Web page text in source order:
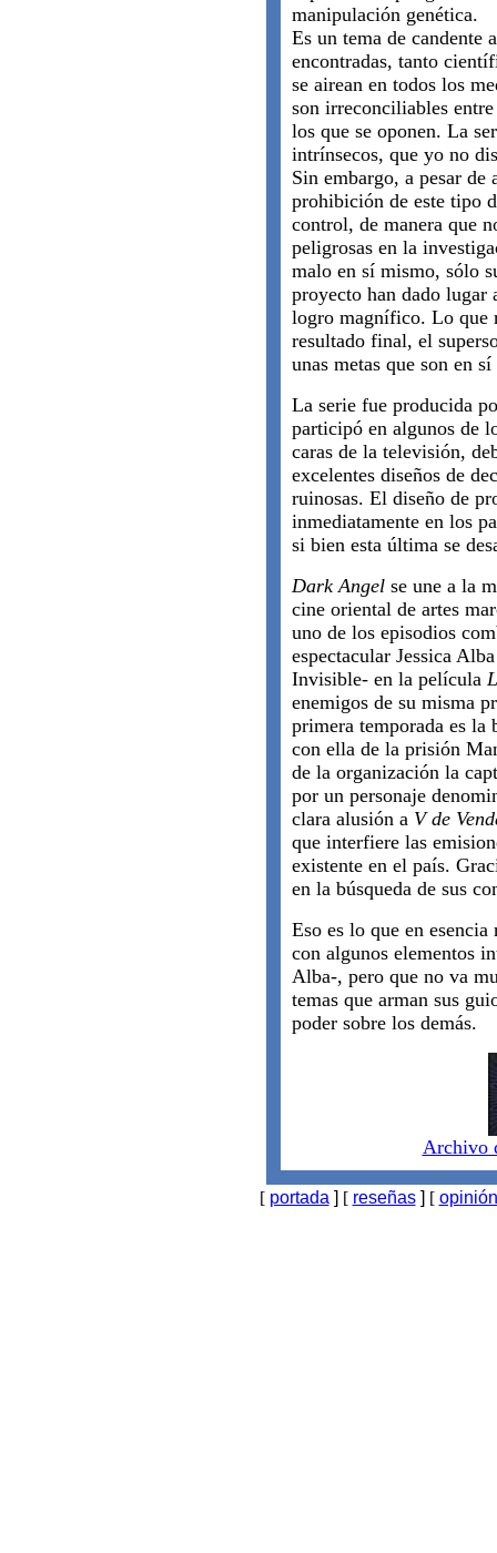
manipulación genética.
Es un tema de candente
encontradas, tanto
se airean en todos los
son irreconciliables
los que se oponen. La
intrínsecos, que yo no
Sin embargo, a pesar de
prohibición de este tipo
control, de manera que
peligrosas en la
malo en sí mismo, sólo
proyecto han dado lugar
logro magnífico. Lo que
resultado final, el
unas metas que son en
La serie fue producida
participó en algunos de
caras de la televisión,
excelentes diseños de
ruinosas. El diseño de
inmediatamente en los
si bien esta última se
Dark Angel se une a la
cine oriental de artes
uno de los episodios
espectacular Jessica
Invisible- en la película
enemigos de su misma
primera temporada es la
con ella de la prisión
de la organización la
por un personaje
clara alusión a V de
que interfiere las
existente en el país.
en la búsqueda de sus
Eso es lo que en
con algunos elementos
Alba-, pero que no va
temas que arman sus
poder sobre los demás.
Archivo
[ portada ] [ reseñas] [ opinión